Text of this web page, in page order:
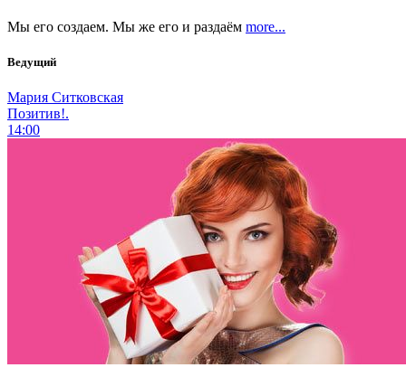
Мы его создаем. Мы же его и раздаём more...
Ведущий
Мария Ситковская
Позитив!.
14:00